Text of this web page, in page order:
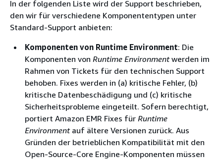
In der folgenden Liste wird der Support beschrieben,
den wir für verschiedene Komponententypen unter
Standard-Support anbieten:
Komponenten von Runtime Environment: Die
Komponenten von Runtime Environmentwerden im
Rahmen von Tickets für den technischen Support
behoben. Fixes werden in (a) kritische Fehler, (b)
kritische Datenbeschädigung und (c) kritische
Sicherheitsprobleme eingeteilt. Sofern berechtigt,
portiert Amazon EMR Fixes für Runtime
Environmentauf ältere Versionen zurück. Aus
Gründen der betrieblichen Kompatibilität mit den
Open-Source-Core Engine-Komponenten müssen